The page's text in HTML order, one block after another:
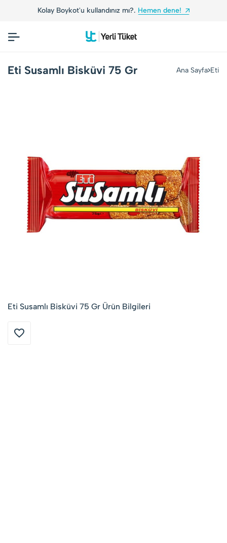
Kolay Boykot'u kullandınız mı?. Hemen dene!
Eti Susamlı Bisküvi 75 Gr Ana Sayfa Eti
Eti Susamlı Bisküvi 75 Gr Ürün Bilgileri